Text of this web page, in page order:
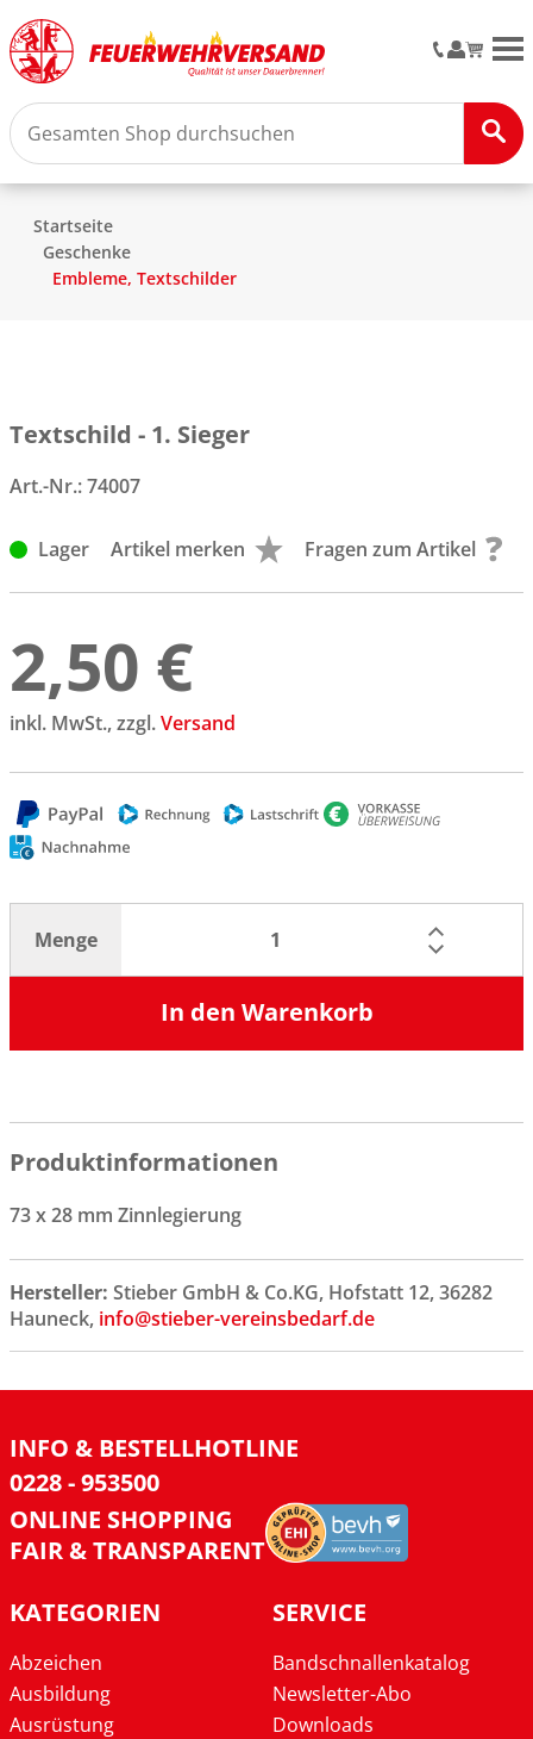
Startseite
Geschenke
Embleme, Textschilder
Textschild - 1. Sieger
Art.-Nr.:74007
Lager Artikel merken Fragen zum Artikel
2,50 €
inkl. MwSt., zzgl.Versand
Menge
In den Warenkorb
Produktinformationen
73 x 28 mm Zinnlegierung
Hersteller: Stieber GmbH & Co.KG, Hofstatt 12, 36282
Hauneck, info@stieber-vereinsbedarf.de
INFO & BESTELLHOTLINE
0228 - 953500
ONLINE SHOPPING
FAIR & TRANSPARENT
KATEGORIEN
Abzeichen
Ausbildung
Ausrüstung
SERVICE
Bandschnallenkatalog
Newsletter-Abo
Downloads